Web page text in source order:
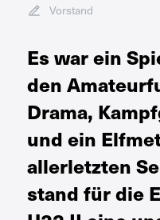
Vorstand
Es war ein
den
Drama,
und ein
allerletzten
stand für die